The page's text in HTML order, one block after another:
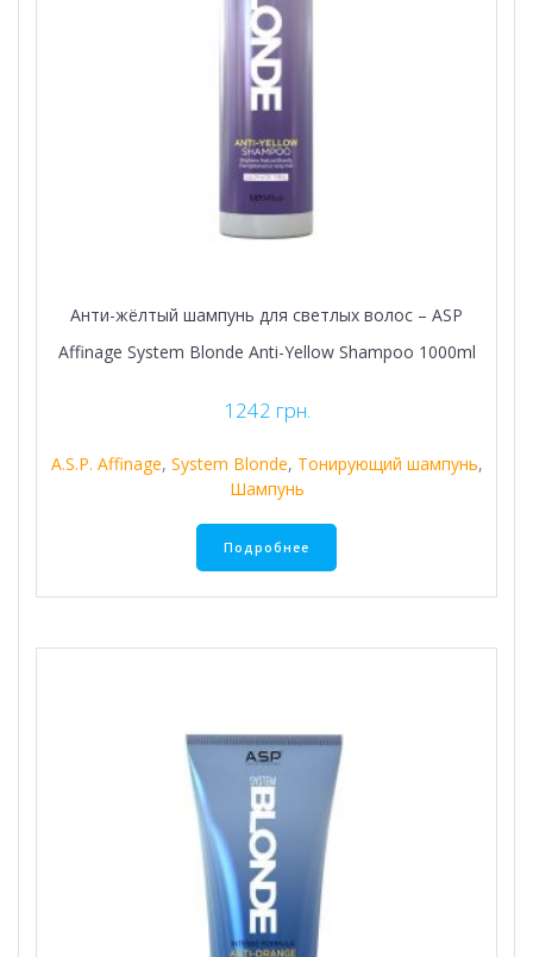
Анти-жёлтый шампунь для светлых волос – ASP
Affinage System Blonde Anti-Yellow Shampoo 1000ml
1242 грн.
A.S.P. Affinage, System Blonde, Тонирующий шампунь,
Шампунь
Подробнее